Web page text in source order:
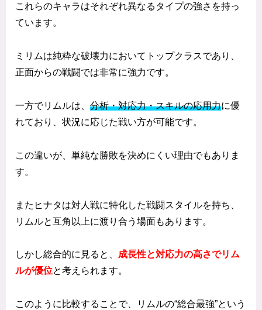
これらのキャラはそれぞれ異なるタイプの強さを持っ
ています。
ミリムは純粋な破壊力においてトップクラスであり、
正面からの戦闘では非常に強力です。
一方でリムルは、 分析・対応力・スキルの応用力に優
れており、状況に応じた戦い方が可能です。
この違いが、単純な勝敗を決めにくい理由でもありま
す。
またヒナタは対人戦に特化した戦闘スタイルを持ち、
リムルと互角以上に渡り合う場面もあります。
しかし総合的に見ると、 成長性と対応力の高さでリム
ルが優位と考えられます。
このように比較することで、リムルの“総合最強”という